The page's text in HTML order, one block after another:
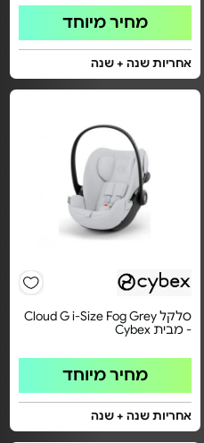
מחיר מיוחד
אחריות שנה + שנה
סלקל Cloud G i-Size Fog Grey
- מבית Cybex
מחיר מיוחד
אחריות שנה + שנה